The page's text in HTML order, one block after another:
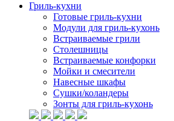
Гриль-кухни
Готовые гриль-кухни
Модули для гриль-кухонь
Встраиваемые грили
Столешницы
Встраиваемые конфорки
Мойки и смесители
Навесные шкафы
Сушки/коландеры
Зонты для гриль-кухонь